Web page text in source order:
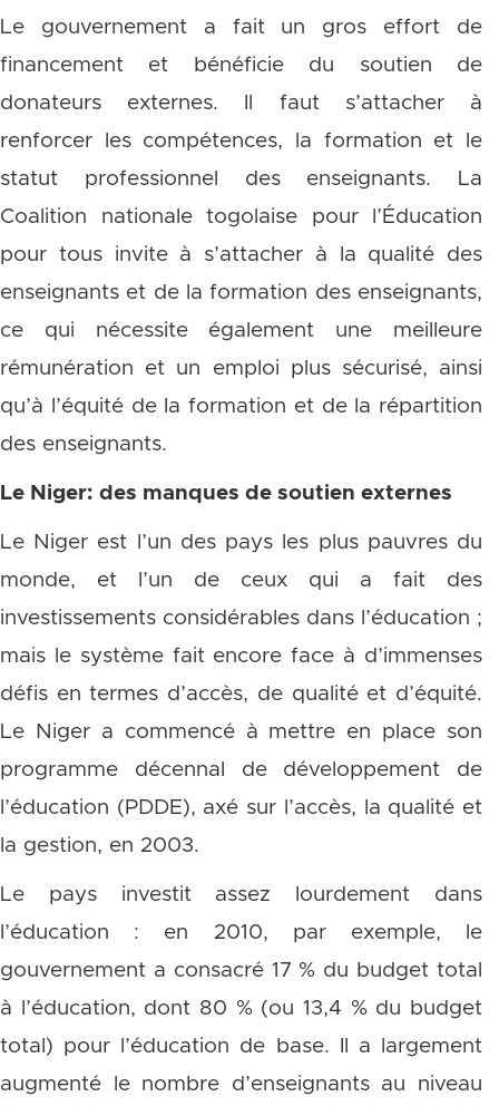
Le gouvernement a fait un gros effort de
financement et bénéficie du soutien de
donateurs externes. Il faut s’attacher à
renforcer les compétences, la formation et le
statut professionnel des enseignants. La
Coalition nationale togolaise pour l’Éducation
pour tous invite à s’attacher à la qualité des
enseignants et de la formation des enseignants,
ce qui nécessite également une meilleure
rémunération et un emploi plus sécurisé, ainsi
qu’à l’équité de la formation et de la répartition
des enseignants.
Le Niger: des manques de soutien externes
Le Niger est l’un des pays les plus pauvres du
monde, et l’un de ceux qui a fait des
investissements considérables dans l’éducation ;
mais le système fait encore face à d’immenses
défis en termes d’accès, de qualité et d’équité.
Le Niger a commencé à mettre en place son
programme décennal de développement de
l’éducation (PDDE), axé sur l’accès, la qualité et
la gestion, en 2003.
Le pays investit assez lourdement dans
l’éducation : en 2010, par exemple, le
gouvernement a consacré 17 % du budget total
à l’éducation, dont 80 % (ou 13,4 % du budget
total) pour l’éducation de base. Il a largement
augmenté le nombre d’enseignants au niveau